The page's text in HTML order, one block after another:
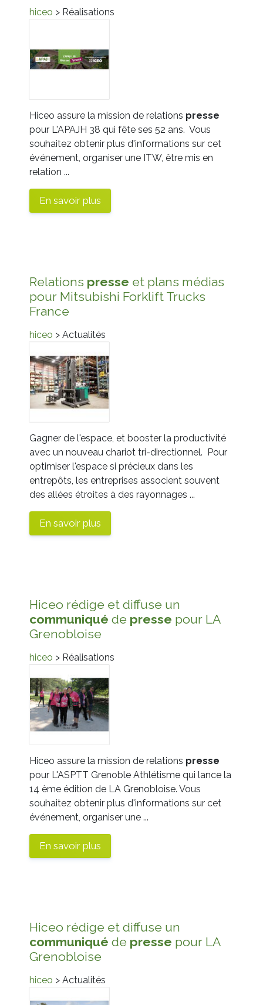
hiceo > Réalisations
Hiceo assure la mission de relations presse
pour L'APAJH 38 qui fête ses 52 ans. Vous
souhaitez obtenir plus d'informations sur cet
événement, organiser une ITW, être mis en
relation ...
En savoir plus
Relations presse et plans médias
pour Mitsubishi Forklift Trucks
France
hiceo > Actualités
Gagner de l'espace, et booster la productivité
avec un nouveau chariot tri-directionnel. Pour
optimiser l'espace si précieux dans les
entrepôts, les entreprises associent souvent
des allées étroites à des rayonnages ...
En savoir plus
Hiceo rédige et diffuse un
communiqué de presse pour LA
Grenobloise
hiceo > Réalisations
Hiceo assure la mission de relations presse
pour L'ASPTT Grenoble Athlétisme qui lance la
14 ème édition de LA Grenobloise. Vous
souhaitez obtenir plus d'informations sur cet
événement, organiser une ...
En savoir plus
Hiceo rédige et diffuse un
communiqué de presse pour LA
Grenobloise
hiceo > Actualités